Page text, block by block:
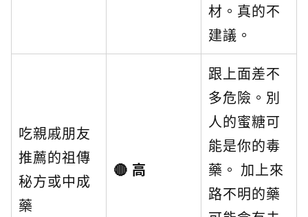
材。真的不
建議。
吃親戚朋友
推薦的祖傳
秘方或中成
藥
🔴 高
跟上面差不
多危險。別
人的蜜糖可
能是你的毒
藥。 加上來
路不明的藥